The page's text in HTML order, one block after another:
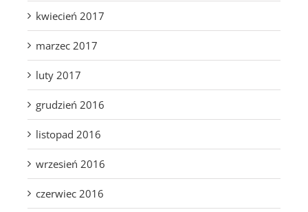
kwiecień 2017
marzec 2017
luty 2017
grudzień 2016
listopad 2016
wrzesień 2016
czerwiec 2016